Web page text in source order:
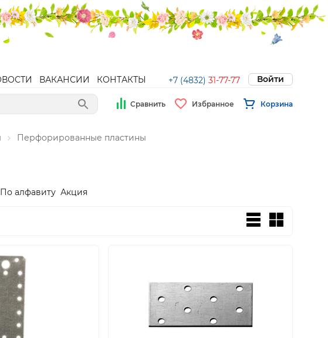
ВАКАНСИИ КОНТАКТЫ +7 (4832) 31-77-77 Войти
Сравнить Избранное Корзина
Перфорированные пластины
По алфавиту Акция